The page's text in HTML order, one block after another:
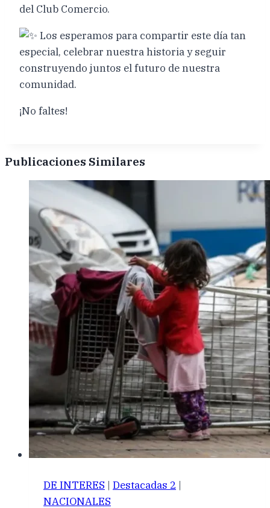
del Club Comercio.
Los esperamos para compartir este día tan
especial, celebrar nuestra historia y seguir
construyendo juntos el futuro de nuestra
comunidad.
¡No faltes!
Publicaciones Similares
DE INTERES | Destacadas 2 |
NACIONALES